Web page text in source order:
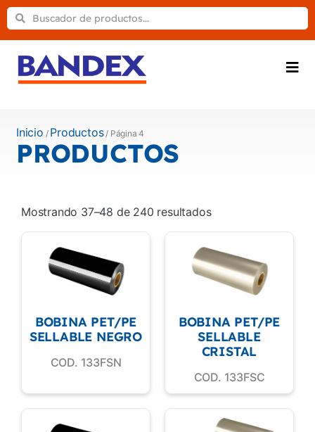
Inicio / Productos/ Página 4
PRODUCTOS
Mostrando 37–48 de 240 resultados
BOBINA PET/PE
SELLABLE NEGRO
COD. 133FSN
BOBINA PET/PE
SELLABLE
CRISTAL
COD. 133FSC